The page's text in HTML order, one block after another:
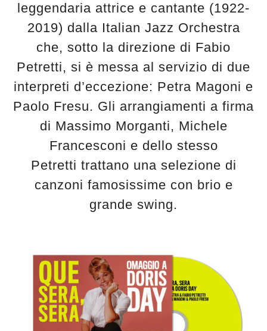
leggendaria attrice e cantante (1922-
2019) dalla Italian Jazz Orchestra
che, sotto la direzione di Fabio
Petretti, si è messa al servizio di due
interpreti d’eccezione: Petra Magoni e
Paolo Fresu. Gli arrangiamenti a firma
di Massimo Morganti, Michele
Francesconi e dello stesso
Petretti trattano una selezione di
canzoni famosissime con brio e
grande swing.